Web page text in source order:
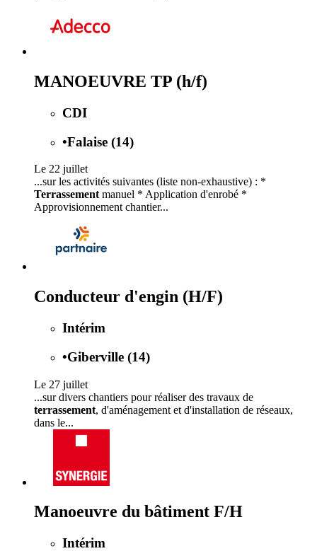
MANOEUVRE TP (h/f)
CDI
•Falaise (14)
Le 22 juillet
...sur les activités suivantes (liste non-exhaustive) : *
Terrassement manuel * Application d'enrobé *
Approvisionnement chantier...
Conducteur d'engin (H/F)
Intérim
•Giberville (14)
Le 27 juillet
...sur divers chantiers pour réaliser des travaux de
terrassement, d'aménagement et d'installation de réseaux,
dans le...
Manoeuvre du bâtiment F/H
Intérim